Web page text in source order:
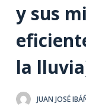
o
n
y sus
la
JUAN JOSÉ